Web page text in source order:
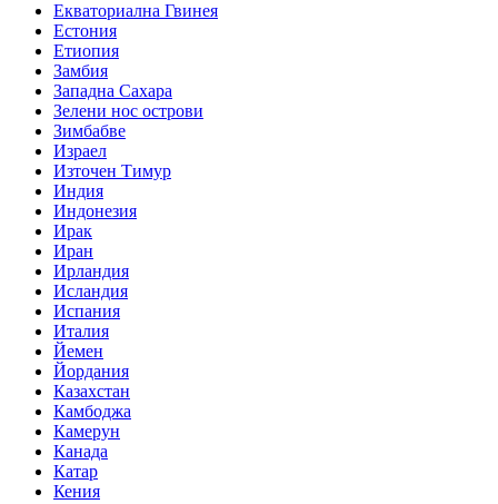
Екваториална Гвинея
Естония
Етиопия
Замбия
Западна Сахара
Зелени нос острови
Зимбабве
Израел
Източен Тимур
Индия
Индонезия
Ирак
Иран
Ирландия
Исландия
Испания
Италия
Йемен
Йордания
Казахстан
Камбоджа
Камерун
Канада
Катар
Кения